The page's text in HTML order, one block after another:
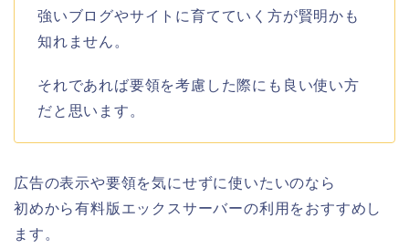
強いブログやサイトに育てていく方が賢明かも
知れません。
それであれば要領を考慮した際にも良い使い方
だと思います。
広告の表示や要領を気にせずに使いたいのなら
初めから有料版エックスサーバーの利用をおすすめし
ます。